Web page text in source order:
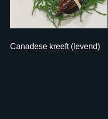
Canadese kreeft (levend)